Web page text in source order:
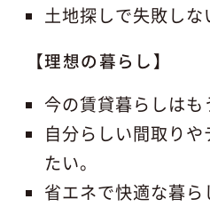
土地探しで失敗しな
【理想の暮らし】
今の賃貸暮らしはも
自分らしい間取り
たい。
省エネで快適な暮ら